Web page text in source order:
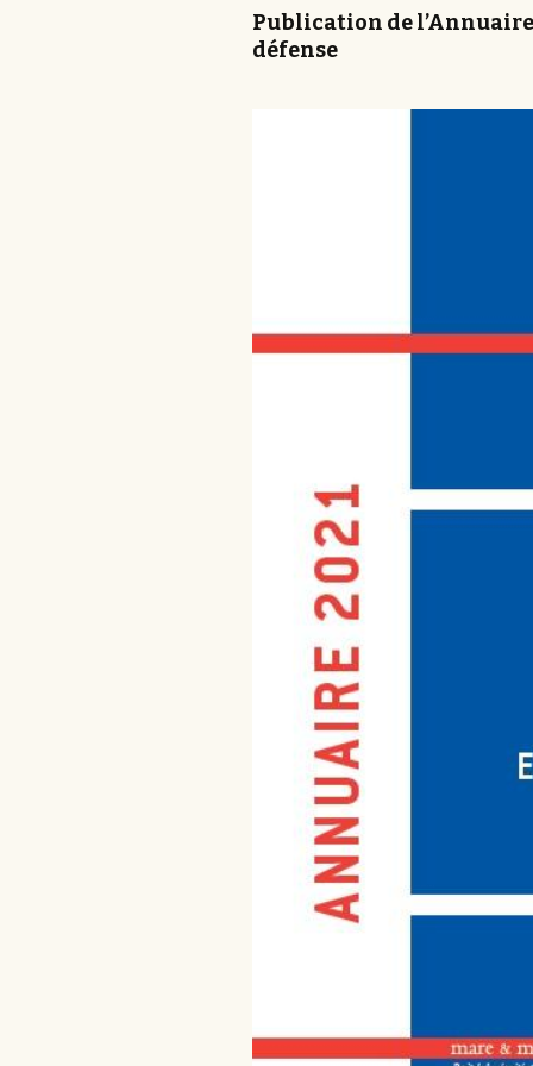
Publication de
défense